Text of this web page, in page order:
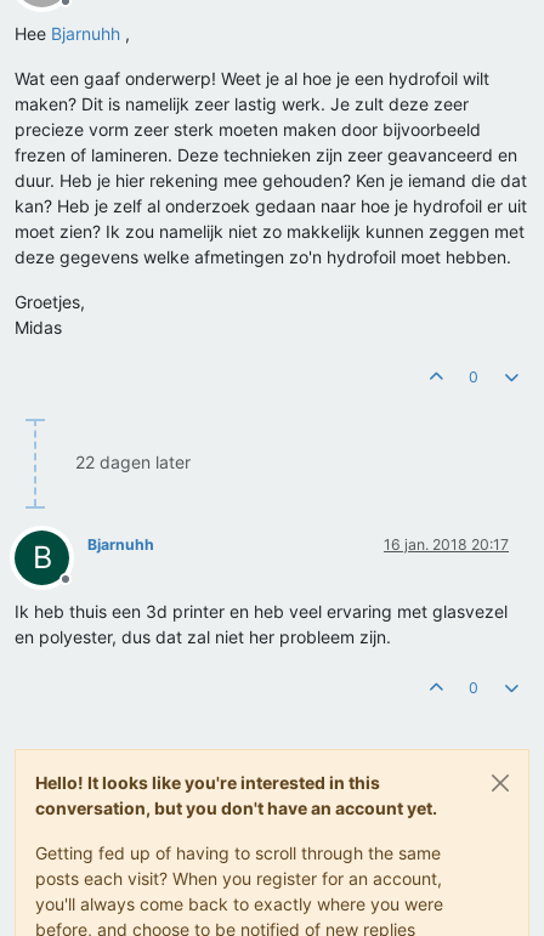
Offline
Hee Bjarnuhh ,
Wat een gaaf onderwerp! Weet je al hoe je een hydrofoil wilt
maken? Dit is namelijk zeer lastig werk. Je zult deze zeer
precieze vorm zeer sterk moeten maken door bijvoorbeeld
frezen of lamineren. Deze technieken zijn zeer geavanceerd en
duur. Heb je hier rekening mee gehouden? Ken je iemand die dat
kan? Heb je zelf al onderzoek gedaan naar hoe je hydrofoil er uit
moet zien? Ik zou namelijk niet zo makkelijk kunnen zeggen met
deze gegevens welke afmetingen zo'n hydrofoil moet hebben.
Groetjes,
Midas
0
22 dagen later
B
Offline
Bjarnuhh 16 jan. 2018 20:17
Ik heb thuis een 3d printer en heb veel ervaring met glasvezel
en polyester, dus dat zal niet her probleem zijn.
0
Hello! It looks like you're interested in this
conversation, but you don't have an account yet.
Getting fed up of having to scroll through the same
posts each visit? When you register for an account,
you'll always come back to exactly where you were
before, and choose to be notified of new replies